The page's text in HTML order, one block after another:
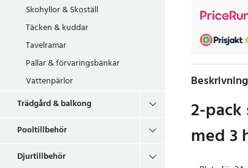
Skohyllor & Skoställ
Täcken & kuddar
Tavelramar
Pallar & förvaringsbänkar
Vattenpärlor
Trädgård & balkong
Pooltillbehör
Djurtillbehör
Beskrivning
2-
med 3